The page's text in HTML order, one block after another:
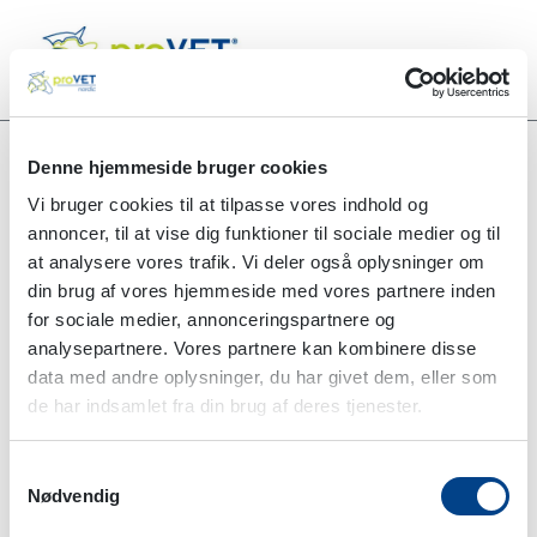
Denne hjemmeside bruger cookies
Vi bruger cookies til at tilpasse vores indhold og
annoncer, til at vise dig funktioner til sociale medier og til
at analysere vores trafik. Vi deler også oplysninger om
din brug af vores hjemmeside med vores partnere inden
for sociale medier, annonceringspartnere og
analysepartnere. Vores partnere kan kombinere disse
data med andre oplysninger, du har givet dem, eller som
de har indsamlet fra din brug af deres tjenester.
Nødvendig
Alle produkter Sutur PG3075D Polyglycolic Acid 36 stk.
Midlertidigt udsolgt